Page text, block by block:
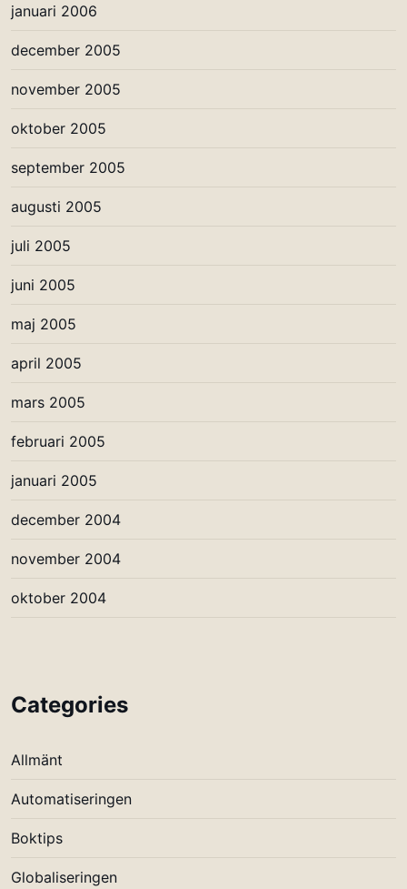
januari 2006
december 2005
november 2005
oktober 2005
september 2005
augusti 2005
juli 2005
juni 2005
maj 2005
april 2005
mars 2005
februari 2005
januari 2005
december 2004
november 2004
oktober 2004
Categories
Allmänt
Automatiseringen
Boktips
Globaliseringen